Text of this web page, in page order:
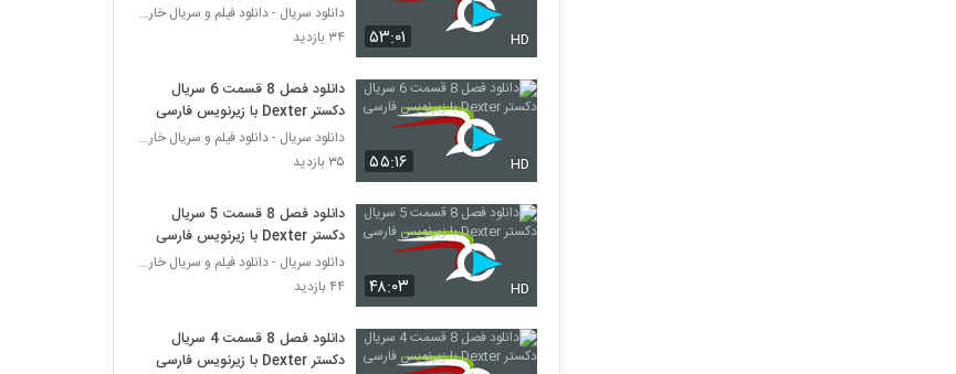
۵۳:۰۱ HD
دانلود سریال - دانلود فیلم و سریال خارجی
۳۴ بازدید
۵۵:۱۶ HD
دانلود فصل 8 قسمت 6 سریال
دکستر Dexter با زیرنویس فارسی
دانلود سریال - دانلود فیلم و سریال خارجی
۳۵ بازدید
۴۸:۰۳ HD
دانلود فصل 8 قسمت 5 سریال
دکستر Dexter با زیرنویس فارسی
دانلود سریال - دانلود فیلم و سریال خارجی
۴۴ بازدید
دانلود فصل 8 قسمت 4 سریال
دکستر Dexter با زیرنویس فارسی